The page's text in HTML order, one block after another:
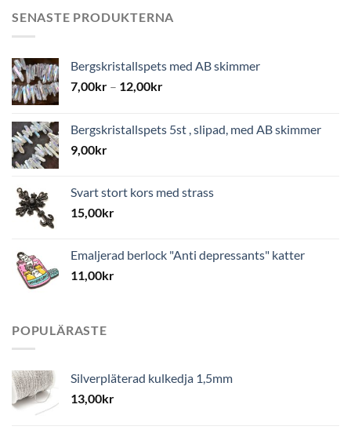
SENASTE PRODUKTERNA
Bergskristallspets med AB skimmer
7,00kr – 12,00kr
Bergskristallspets 5st , slipad, med AB skimmer
9,00kr
Svart stort kors med strass
15,00kr
Emaljerad berlock "Anti depressants" katter
11,00kr
POPULÄRASTE
Silverpläterad kulkedja 1,5mm
13,00kr